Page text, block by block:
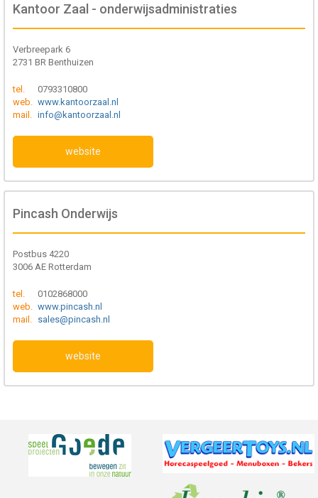
Kantoor Zaal - onderwijsadministraties
Verbreepark 6
2731 BR Benthuizen
tel.
0793310800
web. www.kantoorzaal.nl
mail. info@kantoorzaal.nl
website
Pincash Onderwijs
Postbus 4220
3006 AE Rotterdam
tel.
0102868000
web. www.pincash.nl
mail. sales@pincash.nl
website